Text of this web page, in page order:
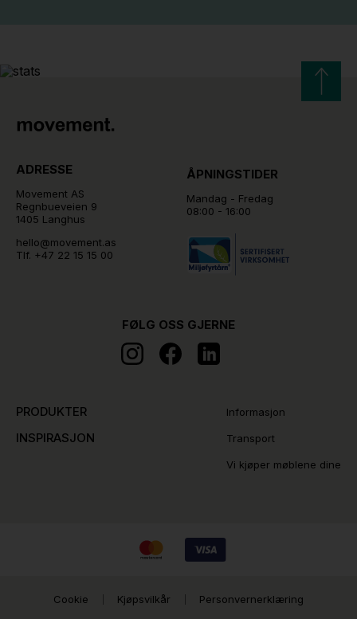
ADRESSE
Movement AS
Regnbueveien 9
1405 Langhus
hello@movement.as
Tlf. +47 22 15 15 00
ÅPNINGSTIDER
Mandag - Fredag
08:00 - 16:00
PRODUKTER
INSPIRASJON
Informasjon
Transport
Vi kjøper møblene dine
FØLG OSS GJERNE
Cookie Kjøpsvilkår Personvernerklæring